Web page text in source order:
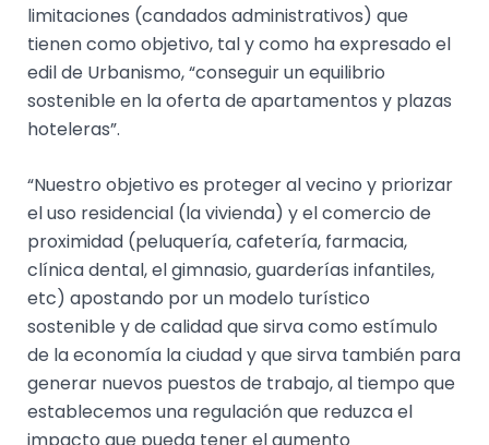
limitaciones (candados administrativos) que
tienen como objetivo, tal y como ha expresado el
edil de Urbanismo, “conseguir un equilibrio
sostenible en la oferta de apartamentos y plazas
hoteleras”.
“Nuestro objetivo es proteger al vecino y priorizar
el uso residencial (la vivienda) y el comercio de
proximidad (peluquería, cafetería, farmacia,
clínica dental, el gimnasio, guarderías infantiles,
etc) apostando por un modelo turístico
sostenible y de calidad que sirva como estímulo
de la economía la ciudad y que sirva también para
generar nuevos puestos de trabajo, al tiempo que
establecemos una regulación que reduzca el